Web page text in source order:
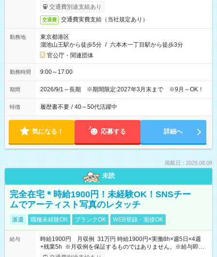
交通費別途支給あり
交通費 交通費実費支給（当社規定あり）
勤務地
東京都港区
溜池山王駅から徒歩5分 / 六本木一丁目駅から徒歩3分
官公庁・関連団体
勤務時間 9:00～17:00
期間 2026/9/1～長期 ※期間限定:2027年3月末まで ※9月～OK！
特徴 履歴書不要 / 40～50代活躍中
気になる！ 応募する 詳細へ
掲載日：2026.08.08
未読
完全在宅＊時給1900円！未経験OK！SNSチー
ムでアーティスト写真のレタッチ
派遣 職種未経験OK ブランクOK WEB登録・面接OK
給与
時給1900円 月収例 31万円 時給1900円×実働8h×週5日×4週
+残業5h ※月収例を保証するものではありません。※給与即受
取りサービス利用可（利用条件有）